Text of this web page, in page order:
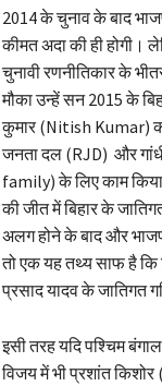
2014 के चुनाव के बाद
कीमत अदा की ही होगी।
चुनावी रणनीतिकार के
मौका उन्हें सन 2015 के
कुमार (Nitish Kumar)
जनता दल (RJD) और
family) के लिए काम
की जीत में बिहार के
अलग होने के बाद और
तो एक यह तथ्य साफ है कि
प्रसाद यादव के जातिगत
इसी तरह यदि पश्चिम
विजय में भी प्रशांत किशोर